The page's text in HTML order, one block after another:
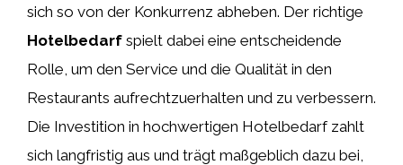
sich so von der Konkurrenz abheben. Der richtige
Hotelbedarf spielt dabei eine entscheidende
Rolle, um den Service und die Qualität in den
Restaurants aufrechtzuerhalten und zu verbessern.
Die Investition in hochwertigen Hotelbedarf zahlt
sich langfristig aus und trägt maßgeblich dazu bei,